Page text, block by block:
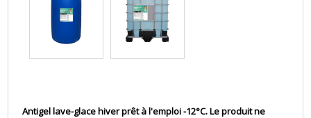
Antigel lave-glace hiver prêt à l'emploi -12°C. Le produit ne